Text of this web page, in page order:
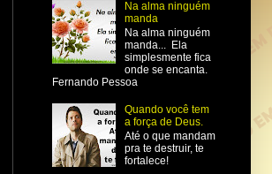
Na alma ninguém
manda
Na alma ninguém
manda... Ela
simplesmente fica
onde se encanta.
Fernando Pessoa
Quando você tem
a força de Deus.
Até o que mandam
pra te destruir, te
fortalece!